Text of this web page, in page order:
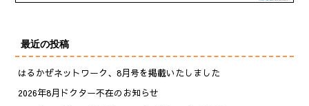
最近の投稿
はるかぜネットワーク、8月号を掲載いたしました
2026年8月ドクター不在のお知らせ